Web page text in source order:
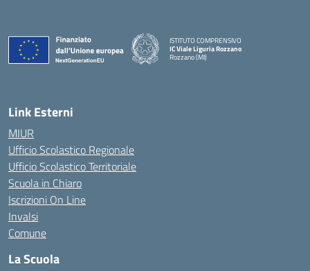
ISTITUTO COMPRENSIVO
IC Viale Liguria Rozzano
Rozzano (MI)
Link Esterni
MIUR
Ufficio Scolastico Regionale
Ufficio Scolastico Territoriale
Scuola in Chiaro
Iscrizioni On Line
Invalsi
Comune
La Scuola